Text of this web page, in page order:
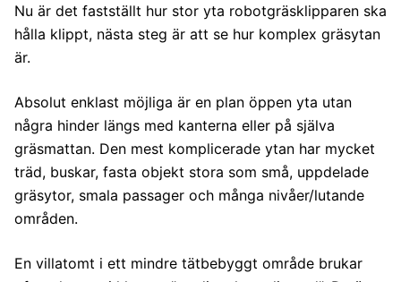
Nu är det fastställt hur stor yta robotgräsklipparen ska
hålla klippt, nästa steg är att se hur komplex gräsytan
är.
Absolut enklast möjliga är en plan öppen yta utan
några hinder längs med kanterna eller på själva
gräsmattan. Den mest komplicerade ytan har mycket
träd, buskar, fasta objekt stora som små, uppdelade
gräsytor, smala passager och många nivåer/lutande
områden.
En villatomt i ett mindre tätbebyggt område brukar